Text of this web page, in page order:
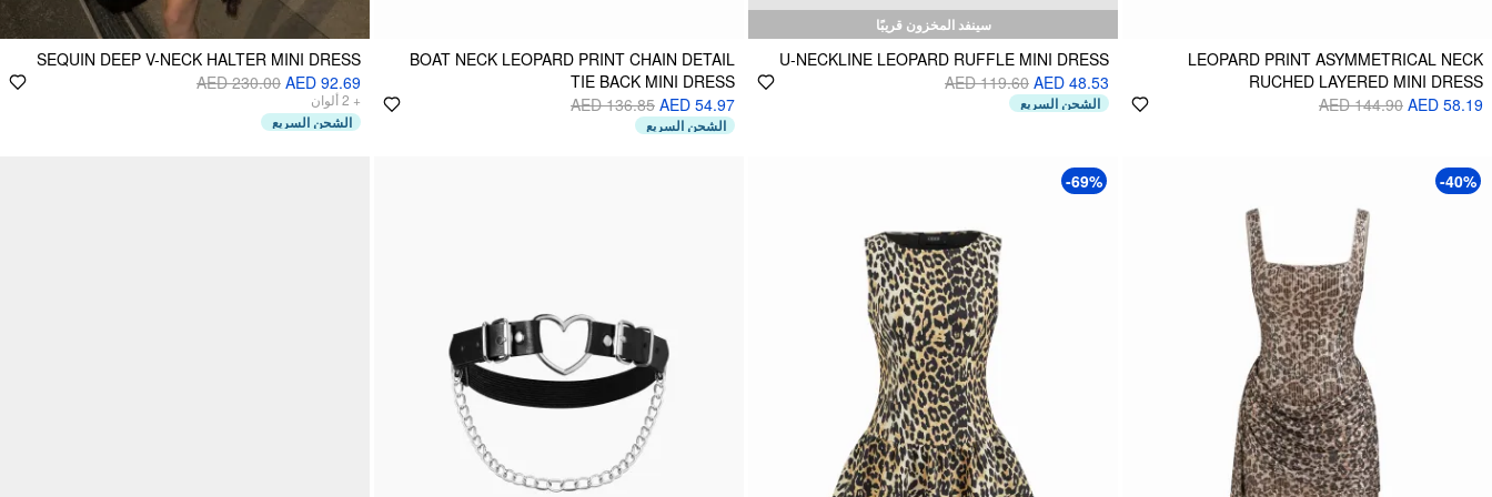
LEOPARD PRINT ASYMMETRICAL NECK
RUCHED LAYERED MINI DRESS
AED 58.19
AED 144.90
سينفد المخزون قريبًا
U-NECKLINE LEOPARD RUFFLE MINI DRESS
AED 48.53
AED 119.60
الشحن السريع
BOAT NECK LEOPARD PRINT CHAIN DETAIL
TIE BACK MINI DRESS
AED 54.97
AED 136.85
الشحن السريع
SEQUIN DEEP V-NECK HALTER MINI DRESS
AED 92.69
AED 230.00
+
2ألوان
الشحن السريع
-40%
-69%